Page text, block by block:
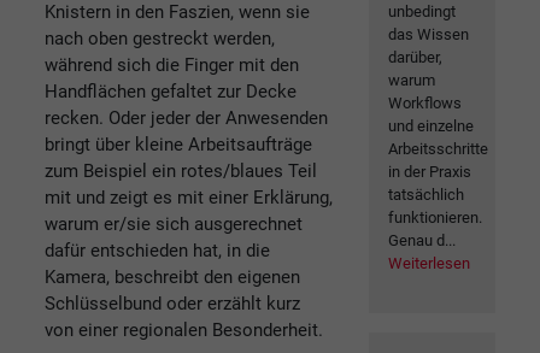
Knistern in den Faszien, wenn sie
nach oben gestreckt werden,
während sich die Finger mit den
Handflächen gefaltet zur Decke
recken. Oder jeder der Anwesenden
bringt über kleine Arbeitsaufträge
zum Beispiel ein rotes/blaues Teil
mit und zeigt es mit einer Erklärung,
warum er/sie sich ausgerechnet
dafür entschieden hat, in die
Kamera, beschreibt den eigenen
Schlüsselbund oder erzählt kurz
von einer regionalen Besonderheit.
unbedingt
das Wissen
darüber,
warum
Workflows
und einzelne
Arbeitsschritte
in der Praxis
tatsächlich
funktionieren.
Genau d...
Weiterlesen